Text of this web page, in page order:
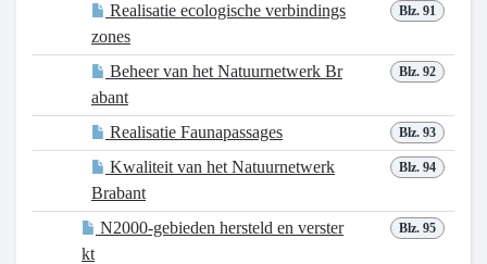
Blz. 91
Realisatie ecologische verbindings
zones
Blz. 92
Beheer van het Natuurnetwerk Br
abant
Blz. 93
Realisatie Faunapassages
Blz. 94
Kwaliteit van het Natuurnetwerk
Brabant
Blz. 95
N2000-gebieden hersteld en verster
kt